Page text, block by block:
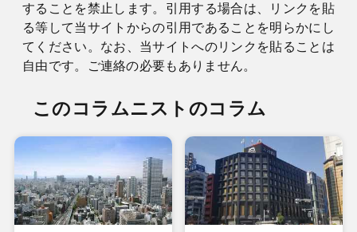
することを禁止します。引用する場合は、リンクを貼
る等して当サイトからの引用であることを明らかにし
てください。なお、当サイトへのリンクを貼ることは
自由です。ご連絡の必要もありません。
このコラムニストのコラム